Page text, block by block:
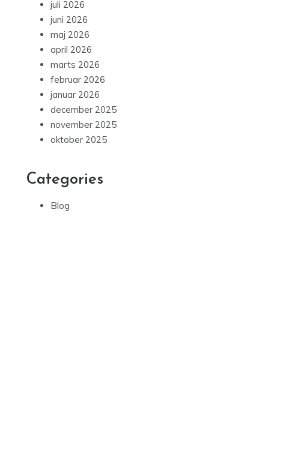
juli 2026
juni 2026
maj 2026
april 2026
marts 2026
februar 2026
januar 2026
december 2025
november 2025
oktober 2025
Categories
Blog